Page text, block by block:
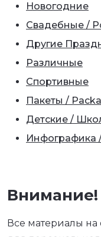
Новогодние
Свадебные /
Другие
Различные
Спортивные
Пакеты /
Детские /
Инфографика
Внимание!
Все материалы на